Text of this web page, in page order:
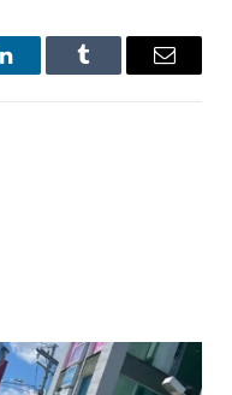
LinkedInTumblr Email